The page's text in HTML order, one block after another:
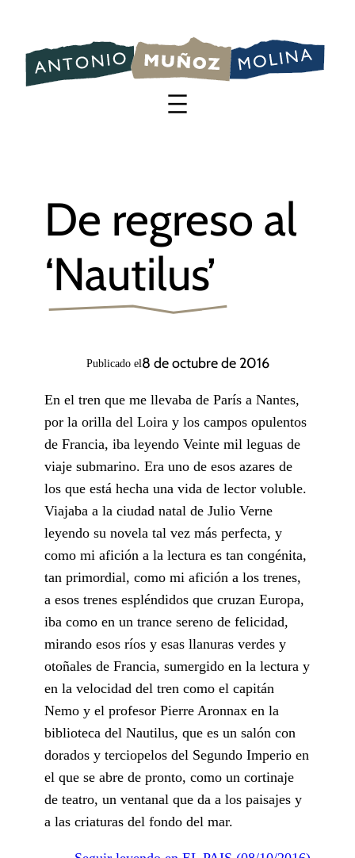
contenido
De regreso al
‘Nautilus’
Publicado el8 de octubre de 2016
En el tren que me llevaba de París a Nantes,
por la orilla del Loira y los campos opulentos
de Francia, iba leyendo Veinte mil leguas de
viaje submarino. Era uno de esos azares de
los que está hecha una vida de lector voluble.
Viajaba a la ciudad natal de Julio Verne
leyendo su novela tal vez más perfecta, y
como mi afición a la lectura es tan congénita,
tan primordial, como mi afición a los trenes,
a esos trenes espléndidos que cruzan Europa,
iba como en un trance sereno de felicidad,
mirando esos ríos y esas llanuras verdes y
otoñales de Francia, sumergido en la lectura y
en la velocidad del tren como el capitán
Nemo y el profesor Pierre Aronnax en la
biblioteca del Nautilus, que es un salón con
dorados y terciopelos del Segundo Imperio en
el que se abre de pronto, como un cortinaje
de teatro, un ventanal que da a los paisajes y
a las criaturas del fondo del mar.